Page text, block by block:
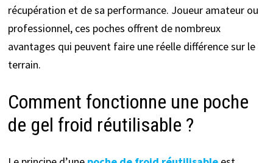
récupération et de sa performance. Joueur amateur ou
professionnel, ces poches offrent de nombreux
avantages qui peuvent faire une réelle différence sur le
terrain.
Comment fonctionne une poche
de gel froid réutilisable ?